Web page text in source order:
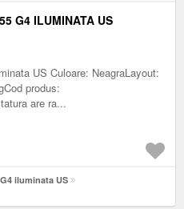
G4 ILUMINATA US
US Culoare: NeagraLayout:
produs:
are ra...
iluminata US